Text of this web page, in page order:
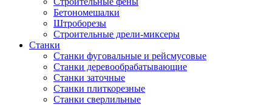
Бетономешалки
Штроборезы
Строительные дрели-миксеры
Станки
Станки фуговальные и рейсмусовые
Станки деревообрабатывающие
Станки заточные
Станки плиткорезные
Станки сверлильные